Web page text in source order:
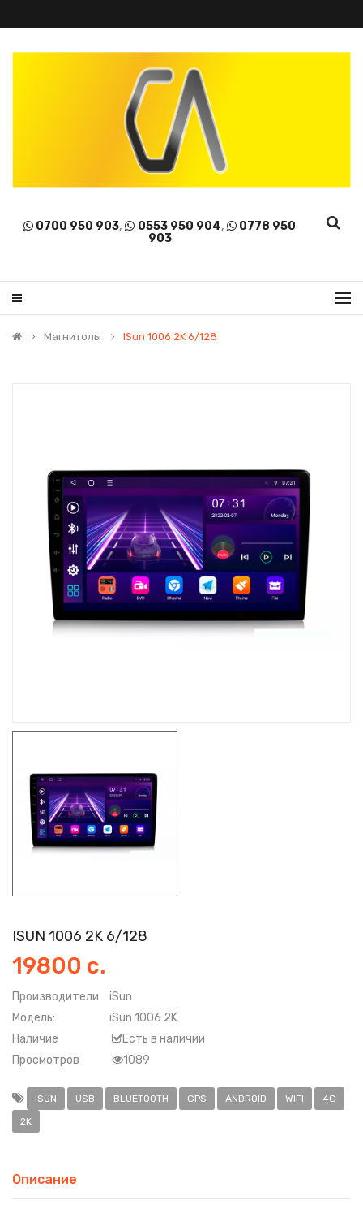
0700 950 903, 0553 950 904,
0778 950
903
Магнитолы ISun 1006 2K 6/128
ISUN 1006 2K 6/128
19800 с.
Производители
iSun
Модель:
iSun 1006 2K
Наличие
Есть в наличии
Просмотров
1089
ISUN USB BLUETOOTH GPS ANDROID WIFI
4G
2K
Описание